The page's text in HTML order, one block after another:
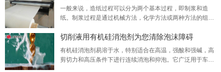
去分散在水中的泡沫。
一般来说，造纸过程可以分为两个基本过程，即制浆和造
纸。制浆过程是通过机械方法，化学方法或两种方法的组合
中，悬浮在水中的纸浆纤维通过各种技术手段加工并合成为
所需的纸。
切削液用有机硅消泡剂为您清除泡沫障碍
有机硅消泡剂易溶于水，特别适合在高温，强酸和强碱，高
剪切力和高压条件下进行连续消泡和抑泡。它广泛用于车